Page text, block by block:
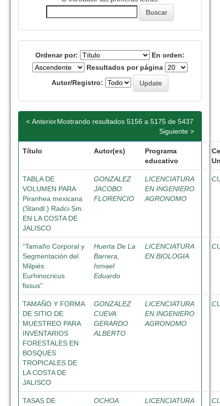
Ordenar por:
En orden:
Resultados por página
Autor/Registro:
Mostrando resultados 5156 a 5175 de 5437
< Anterior
Siguiente >
Título Autor(es)
Programa
educativo
TABLA DE
VOLUMEN PARA
Piranhea mexicana
(Standl.) Radci-Sm.
EN LA COSTA DE
JALISCO
GONZALEZ
JACOBO
FLORENCIO
LICENCIATURA
EN INGENIERO
AGRONOMO
“Tamaño Corporal y
Segmentación del
Milpiés
Eurhinocricus
fissus”
Huerta De La
Barrera,
Ismael
Eduardo
LICENCIATURA
EN BIOLOGIA
TAMAÑO Y FORMA
DE SITIO DE
MUESTREO PARA
INVENTARIOS
FORESTALES EN
BOSQUES
TROPICALES DE
LA COSTA DE
JALISCO
GONZALEZ
CUEVA
GERARDO
ALBERTO
LICENCIATURA
EN INGENIERO
AGRONOMO
TASAS DE
OCHOA
LICENCIATURA